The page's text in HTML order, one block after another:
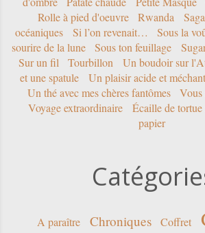
Rolle à pied d'oeuvre
Rwanda
océaniques
Si l’on revenait… Sous la
sourire de la lune
Sous ton feuillage
Sur un fil
Tourbillon Un boudoir sur
et une spatule
Un plaisir acide et méchant
Un thé avec mes chères fantômes
Vous
Voyage extraordinaire
Écaille de tortue
papier
A paraître Chroniques Coffret